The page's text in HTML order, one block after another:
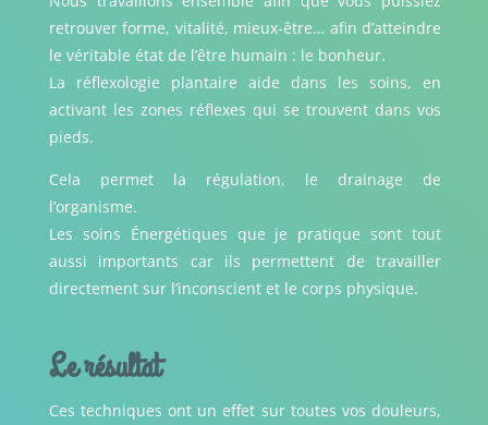
retrouver forme, vitalité, mieux-être… afin d’atteindre
le véritable état de l’être humain : le bonheur.
La réflexologie plantaire aide dans les soins, en
activant les zones réflexes qui se trouvent dans vos
pieds.
Cela permet la régulation, le drainage de
l’organisme.
Les soins Énergétiques que je pratique sont tout
aussi importants car ils permettent de travailler
directement sur l’inconscient et le corps physique.
Le résultat
Ces techniques ont un effet sur toutes vos douleurs,